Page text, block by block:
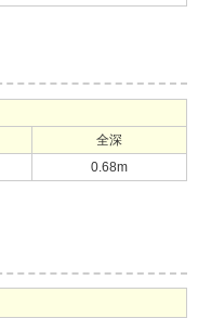
全深
0.68m